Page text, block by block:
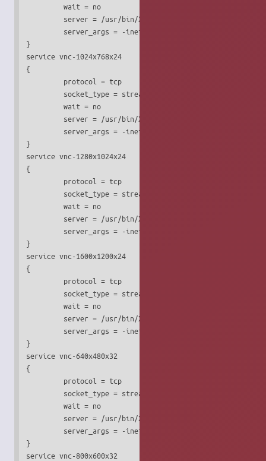
         wait = no
         server = /usr/bin/Xvnc
server_args = -inetd -query localhost -once -
}
service vnc-1024x768x24
{
         protocol = tcp
         socket_type = stream
         wait = no
         server = /usr/bin/Xvnc
server_args = -inetd -query localhost -once -
}
service vnc-1280x1024x24
{
         protocol = tcp
         socket_type = stream
         wait = no
         server = /usr/bin/Xvnc
server_args = -inetd -query localhost -once -
}
service vnc-1600x1200x24
{
         protocol = tcp
         socket_type = stream
         wait = no
         server = /usr/bin/Xvnc
server_args = -inetd -query localhost -once -
}
service vnc-640x480x32
{
         protocol = tcp
         socket_type = stream
         wait = no
         server = /usr/bin/Xvnc
server_args = -inetd -query localhost -once -
}
service vnc-800x600x32